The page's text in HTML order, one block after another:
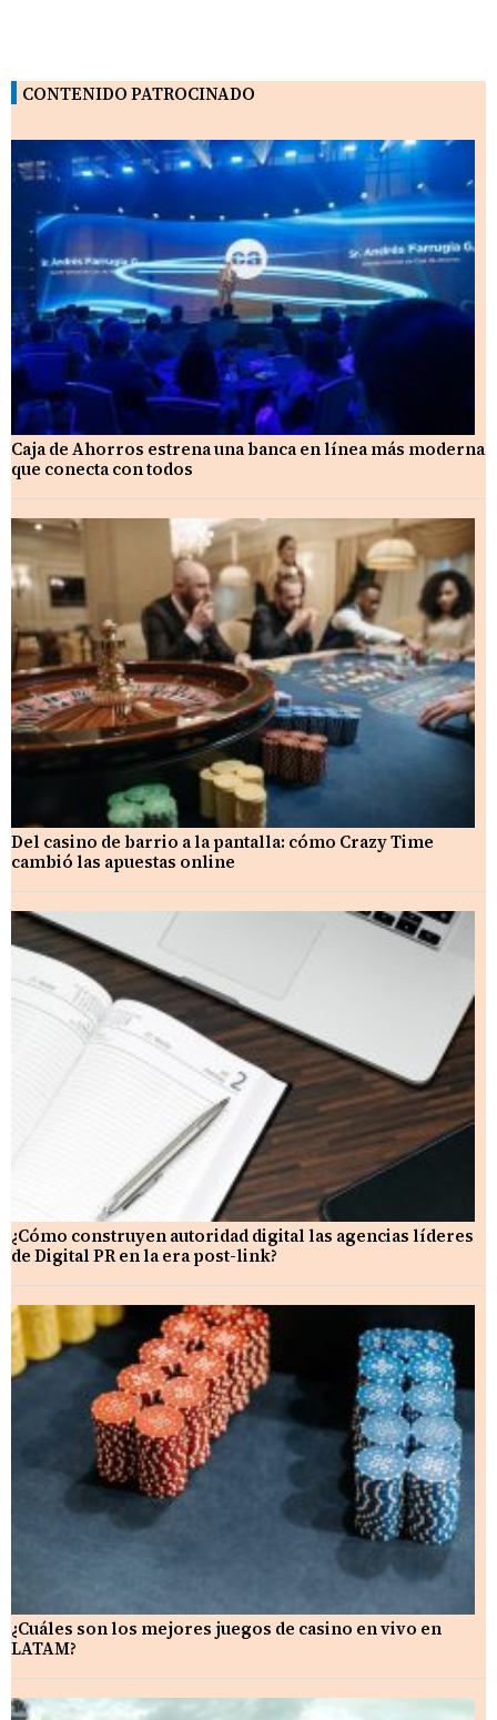
CONTENIDO PATROCINADO
Caja de Ahorros estrena una banca en línea más moderna
que conecta con todos
Del casino de barrio a la pantalla: cómo Crazy Time
cambió las apuestas online
¿Cómo construyen autoridad digital las agencias líderes
de Digital PR en la era post-link?
¿Cuáles son los mejores juegos de casino en vivo en
LATAM?